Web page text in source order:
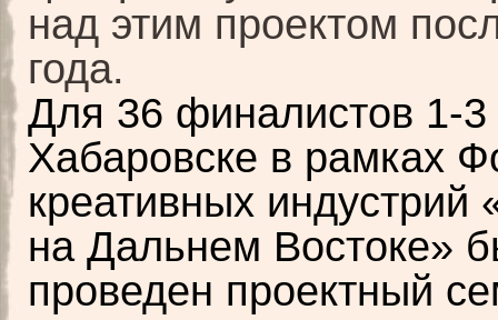
над этим проектом
года.
Для 36 финалистов 1-3
Хабаровске в рамках
креативных индустрий
на Дальнем Востоке»
проведен проектный